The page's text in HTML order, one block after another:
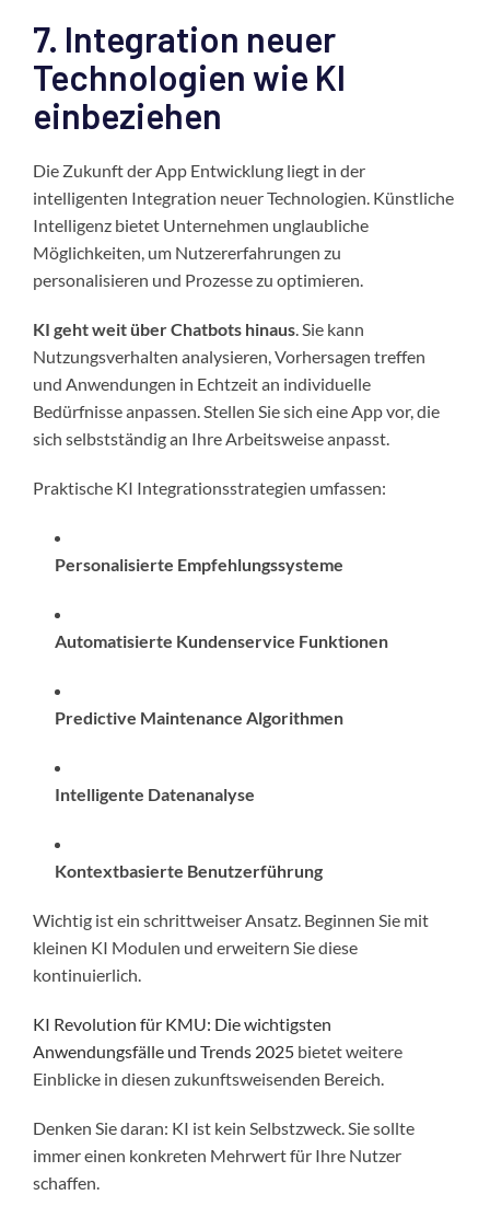
7. Integration neuer
Technologien wie KI
einbeziehen
Die Zukunft der App Entwicklung liegt in der
intelligenten Integration neuer Technologien. Künstliche
Intelligenz bietet Unternehmen unglaubliche
Möglichkeiten, um Nutzererfahrungen zu
personalisieren und Prozesse zu optimieren.
KI geht weit über Chatbots hinaus. Sie kann
Nutzungsverhalten analysieren, Vorhersagen treffen
und Anwendungen in Echtzeit an individuelle
Bedürfnisse anpassen. Stellen Sie sich eine App vor, die
sich selbstständig an Ihre Arbeitsweise anpasst.
Praktische KI Integrationsstrategien umfassen:
Personalisierte Empfehlungssysteme
Automatisierte Kundenservice Funktionen
Predictive Maintenance Algorithmen
Intelligente Datenanalyse
Kontextbasierte Benutzerführung
Wichtig ist ein schrittweiser Ansatz. Beginnen Sie mit
kleinen KI Modulen und erweitern Sie diese
kontinuierlich.
KI Revolution für KMU: Die wichtigsten
Anwendungsfälle und Trends 2025 bietet weitere
Einblicke in diesen zukunftsweisenden Bereich.
Denken Sie daran: KI ist kein Selbstzweck. Sie sollte
immer einen konkreten Mehrwert für Ihre Nutzer
schaffen.